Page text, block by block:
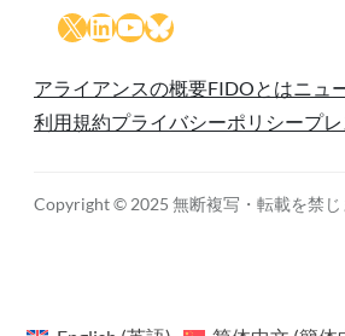
X LinkedIn
YouTube
Bluesky
アライアンスの概要FIDOとは ニュ
利用規約プライバシーポリシープ
Copyright © 2025 無断複写・転載を禁じ